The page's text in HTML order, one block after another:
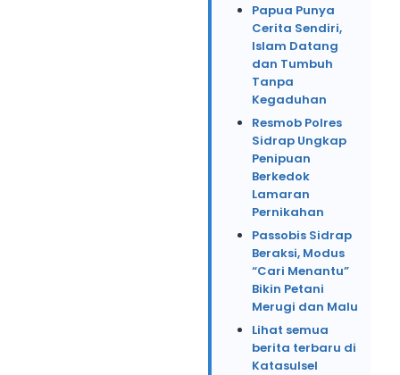
Papua Punya
Cerita Sendiri,
Islam Datang
dan Tumbuh
Tanpa
Kegaduhan
Resmob Polres
Sidrap Ungkap
Penipuan
Berkedok
Lamaran
Pernikahan
Passobis Sidrap
Beraksi, Modus
“Cari Menantu”
Bikin Petani
Merugi dan Malu
Lihat semua
berita terbaru di
Katasulsel